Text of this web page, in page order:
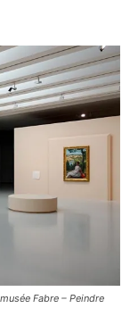
Fabre – Peindre